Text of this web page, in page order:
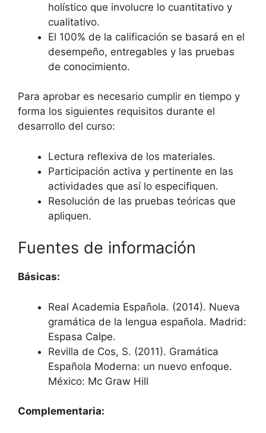
holístico que involucre lo cuantitativo y
cualitativo.
El 100% de la calificación se basará en el
desempeño, entregables y las pruebas
de conocimiento.
Para aprobar es necesario cumplir en tiempo y
forma los siguientes requisitos durante el
desarrollo del curso:
Lectura reflexiva de los materiales.
Participación activa y pertinente en las
actividades que así lo especifiquen.
Resolución de las pruebas teóricas que
apliquen.
Fuentes de información
Básicas:
Real Academia Española. (2014). Nueva
gramática de la lengua española. Madrid:
Espasa Calpe.
Revilla de Cos, S. (2011). Gramática
Española Moderna: un nuevo enfoque.
México: Mc Graw Hill
Complementaria: